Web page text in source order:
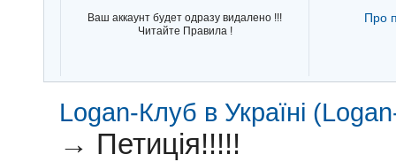
Ваш аккаунт будет одразу видалено !!!
Читайте Правила !
Про
Logan-Клуб в Україні
→ Петиція!!!!!